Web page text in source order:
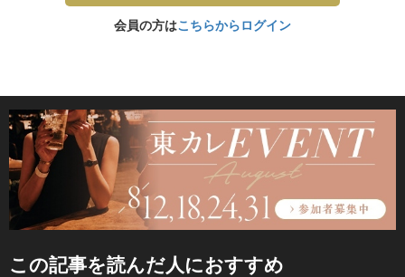
会員の方はこちらからログイン
この記事を読んだ人におすすめ